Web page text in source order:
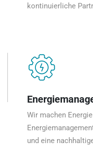
kontinuierliche
Wir machen
und eine